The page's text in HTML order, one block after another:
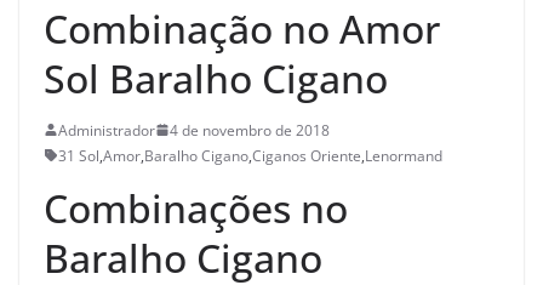
Combinação no Amor
Sol Baralho Cigano
Administrador
4 de novembro de 2018
31 Sol,Amor,Baralho Cigano,Ciganos Oriente,Lenormand
Combinações no
Baralho Cigano